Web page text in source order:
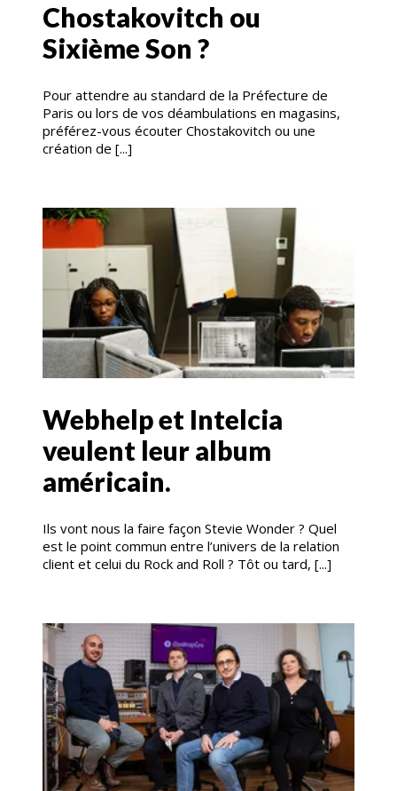
Chostakovitch ou
Sixième Son ?
Pour attendre au standard de la Préfecture de
Paris ou lors de vos déambulations en magasins,
préférez-vous écouter Chostakovitch ou une
création de [...]
Webhelp et Intelcia
veulent leur album
américain.
Ils vont nous la faire façon Stevie Wonder ? Quel
est le point commun entre l’univers de la relation
client et celui du Rock and Roll ? Tôt ou tard, [...]